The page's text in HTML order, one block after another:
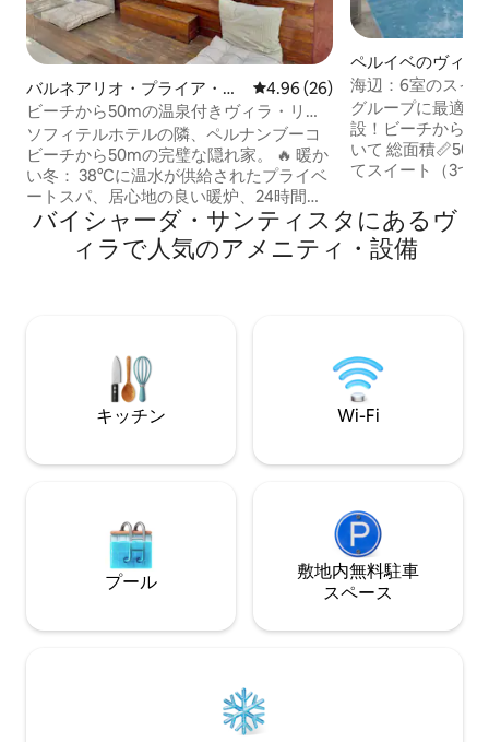
バルネアリオ・プライア・
ド・ペルナンブコのヴィラ
レビュー26件、5つ星中4.96つ
4.96 (26)
ビーチから50mの温泉付きヴィラ・リン
ダ（38人収容可）
ソフィテルホテルの隣、ペルナンブーコ
ビーチから50mの完璧な隠れ家。 🔥 暖か
い冬： 38°Cに温水が供給されたプライベ
ートスパ、居心地の良い暖炉、24時間プ
ライベートプール。 🏠 家： エアコン付き
の4室のスイート、5.5バスルーム、設備
の整ったキッチン、グルメエリア、ハン
れ、グループ、企業のリトリート、ホー
ムオフィスに最適。 ⭐ 5つ星評価のスーパ
ペルイベのヴィラ
海辺：6室のスイ
ル、展望台
グループに最適な
設！ビーチから50メート
いて 総面積
てスイート（3つ
ン 🚗 3台分の屋内駐車
い✨ハイライト
ートル プライベ
バイシャーダ・サンティスタにあるヴ
ィラで人気のアメニティ・設備
キッチン Wi-Fi
プール
敷地内無料駐⁠車
ス⁠ペ⁠ー⁠ス